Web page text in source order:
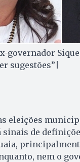
governador
sugestões”|
eleições
sinais de
nem o